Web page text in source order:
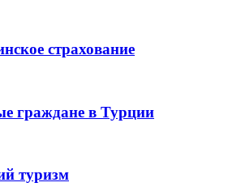
страхование
граждане в Турции
туризм